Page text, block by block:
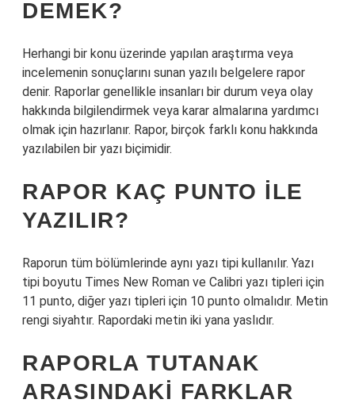
DEMEK?
Herhangi bir konu üzerinde yapılan araştırma veya
incelemenin sonuçlarını sunan yazılı belgelere rapor
denir. Raporlar genellikle insanları bir durum veya olay
hakkında bilgilendirmek veya karar almalarına yardımcı
olmak için hazırlanır. Rapor, birçok farklı konu hakkında
yazılabilen bir yazı biçimidir.
RAPOR KAÇ PUNTO ILE
YAZILIR?
Raporun tüm bölümlerinde aynı yazı tipi kullanılır. Yazı
tipi boyutu Times New Roman ve Calibri yazı tipleri için
11 punto, diğer yazı tipleri için 10 punto olmalıdır. Metin
rengi siyahtır. Rapordaki metin iki yana yaslıdır.
RAPORLA TUTANAK
ARASINDAKI FARKLAR